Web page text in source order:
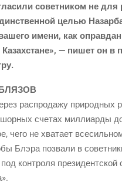
совет­ни­ком не
целью
име­ни, как
— пишет он в
рас­про­да­жу при­род­ных
сче­тах мил­ли­ар­ды
чего не хва­та­ет
Блэ­ра позва­ли в
кон­тро­ля